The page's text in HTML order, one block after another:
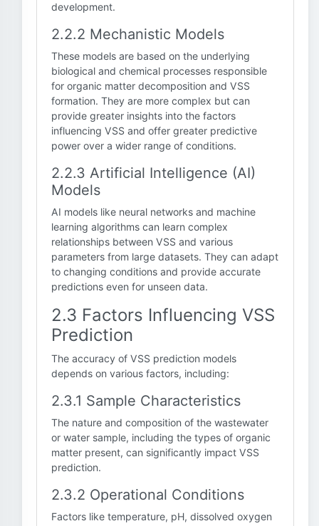
development.
2.2.2 Mechanistic Models
These models are based on the underlying
biological and chemical processes responsible
for organic matter decomposition and VSS
formation. They are more complex but can
provide greater insights into the factors
influencing VSS and offer greater predictive
power over a wider range of conditions.
2.2.3 Artificial Intelligence (AI)
Models
AI models like neural networks and machine
learning algorithms can learn complex
relationships between VSS and various
parameters from large datasets. They can adapt
to changing conditions and provide accurate
predictions even for unseen data.
2.3 Factors Influencing VSS
Prediction
The accuracy of VSS prediction models
depends on various factors, including:
2.3.1 Sample Characteristics
The nature and composition of the wastewater
or water sample, including the types of organic
matter present, can significantly impact VSS
prediction.
2.3.2 Operational Conditions
Factors like temperature, pH, dissolved oxygen